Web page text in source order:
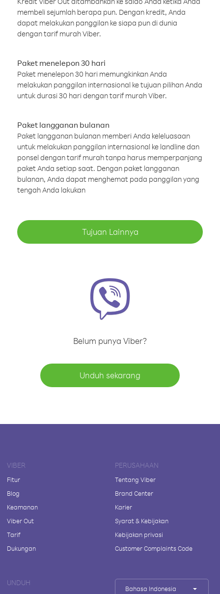
membeli sejumlah berapa pun. Dengan kredit, Anda
dapat melakukan panggilan ke siapa pun di dunia
dengan tarif murah Viber.
Paket menelepon 30 hari
Paket menelepon 30 hari memungkinkan Anda
melakukan panggilan internasional ke tujuan pilihan Anda
untuk durasi 30 hari dengan tarif murah Viber.
Paket langganan bulanan
Paket langganan bulanan memberi Anda keleluasaan
untuk melakukan panggilan internasional ke landline dan
ponsel dengan tarif murah tanpa harus memperpanjang
paket Anda setiap saat. Dengan paket langganan
bulanan, Anda dapat menghemat pada panggilan yang
tengah Anda lakukan
Tujuan Lainnya
Belum punya Viber?
Unduh sekarang
VIBER
Fitur
Blog
Keamanan
Viber Out
Tarif
Dukungan
PERUSAHAAN
Tentang Viber
Brand Center
Karier
Syarat & Kebijakan
Kebijakan privasi
Customer Complaints Code
UNDUH
Bahasa Indonesia